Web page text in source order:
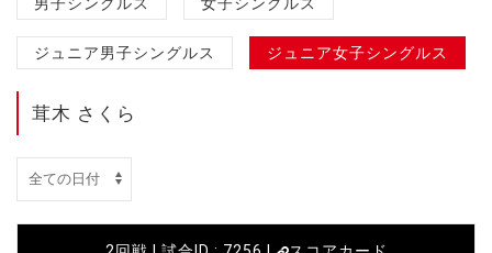
男子シングルス 女子シングルス
ジュニア男子シングルス ジュニア女子シングルス
茸木 さくら